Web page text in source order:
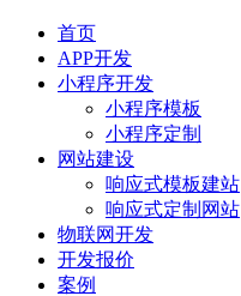
首页
APP开发
小程序开发
小程序模板
小程序定制
网站建设
响应式模板建站
响应式定制网站
物联网开发
开发报价
案例